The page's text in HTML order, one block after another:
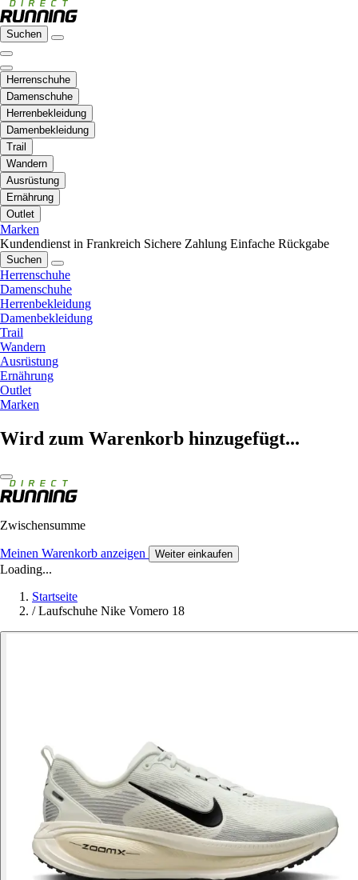
Suchen
Herrenschuhe
Damenschuhe
Herrenbekleidung
Damenbekleidung
Trail
Wandern
Ausrüstung
Ernährung
Outlet
Marken
Kundendienst in Frankreich Sichere Zahlung Einfache Rückgabe
Suchen
Herrenschuhe
Damenschuhe
Herrenbekleidung
Damenbekleidung
Trail
Wandern
Ausrüstung
Ernährung
Outlet
Marken
Wird zum Warenkorb hinzugefügt...
Zwischensumme
Meinen Warenkorb anzeigen Weiter einkaufen
Loading...
Startseite
/ Laufschuhe Nike Vomero 18